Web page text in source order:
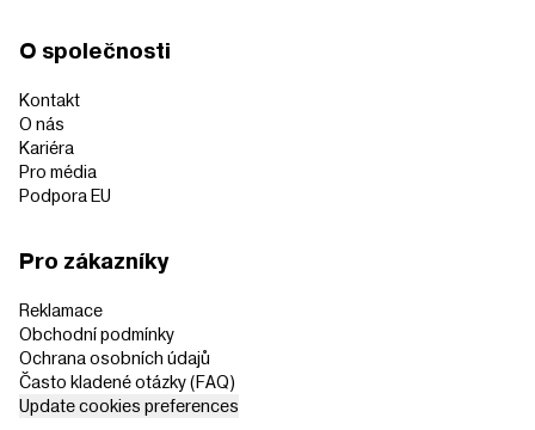
O společnosti
Kontakt
O nás
Kariéra
Pro média
Podpora EU
Pro zákazníky
Reklamace
Obchodní podmínky
Ochrana osobních údajů
Často kladené otázky (FAQ)
Update cookies preferences